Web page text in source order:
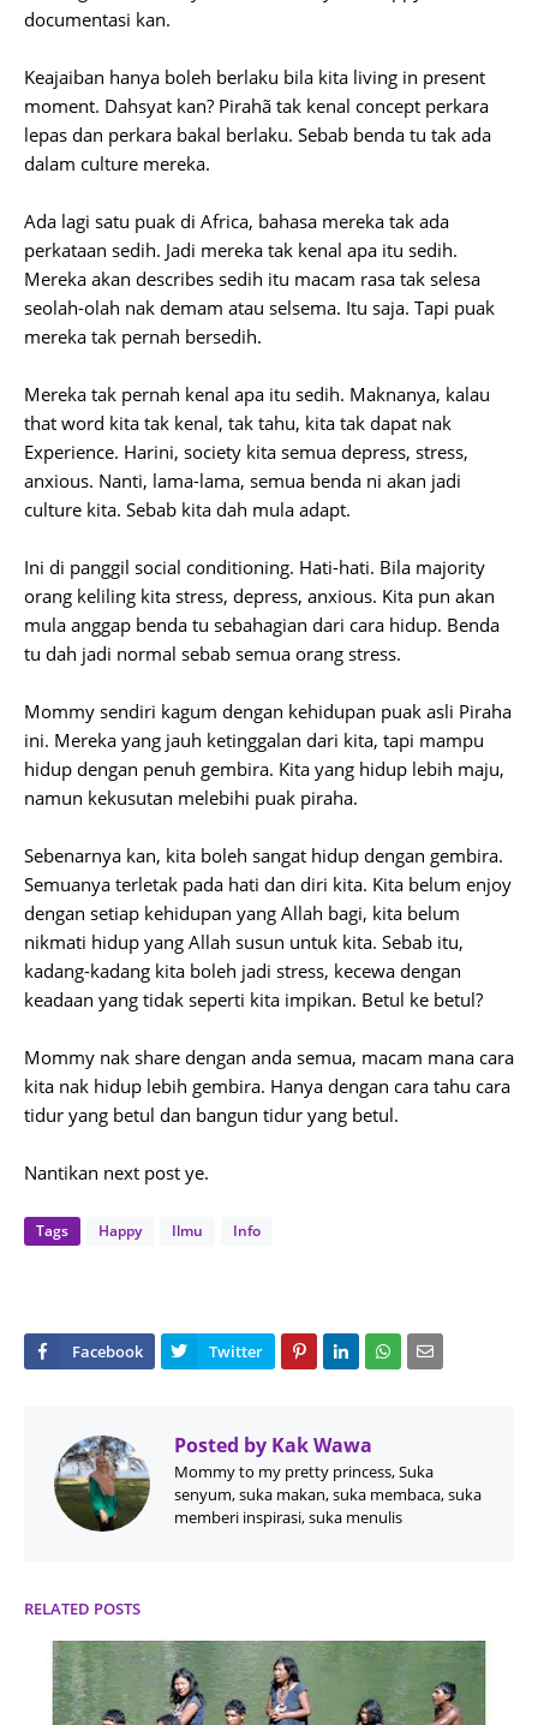
documentasi kan.
Keajaiban hanya boleh berlaku bila kita living in present
moment. Dahsyat kan? Pirahã tak kenal concept perkara
lepas dan perkara bakal berlaku. Sebab benda tu tak ada
dalam culture mereka.
Ada lagi satu puak di Africa, bahasa mereka tak ada
perkataan sedih. Jadi mereka tak kenal apa itu sedih.
Mereka akan describes sedih itu macam rasa tak selesa
seolah-olah nak demam atau selsema. Itu saja. Tapi puak
mereka tak pernah bersedih.
Mereka tak pernah kenal apa itu sedih. Maknanya, kalau
that word kita tak kenal, tak tahu, kita tak dapat nak
Experience. Harini, society kita semua depress, stress,
anxious. Nanti, lama-lama, semua benda ni akan jadi
culture kita. Sebab kita dah mula adapt.
Ini di panggil social conditioning. Hati-hati. Bila majority
orang keliling kita stress, depress, anxious. Kita pun akan
mula anggap benda tu sebahagian dari cara hidup. Benda
tu dah jadi normal sebab semua orang stress.
Mommy sendiri kagum dengan kehidupan puak asli Piraha
ini. Mereka yang jauh ketinggalan dari kita, tapi mampu
hidup dengan penuh gembira. Kita yang hidup lebih maju,
namun kekusutan melebihi puak piraha.
Sebenarnya kan, kita boleh sangat hidup dengan gembira.
Semuanya terletak pada hati dan diri kita. Kita belum enjoy
dengan setiap kehidupan yang Allah bagi, kita belum
nikmati hidup yang Allah susun untuk kita. Sebab itu,
kadang-kadang kita boleh jadi stress, kecewa dengan
keadaan yang tidak seperti kita impikan. Betul ke betul?
Mommy nak share dengan anda semua, macam mana cara
kita nak hidup lebih gembira. Hanya dengan cara tahu cara
tidur yang betul dan bangun tidur yang betul.
Nantikan next post ye.
Tags Happy Ilmu Info
Posted by Kak Wawa
Mommy to my pretty princess, Suka
senyum, suka makan, suka membaca, suka
memberi inspirasi, suka menulis
RELATED POSTS